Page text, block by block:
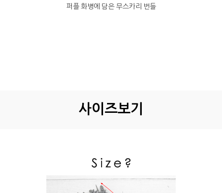
퍼플 화병에 담은 무스카리 번들
사이즈보기